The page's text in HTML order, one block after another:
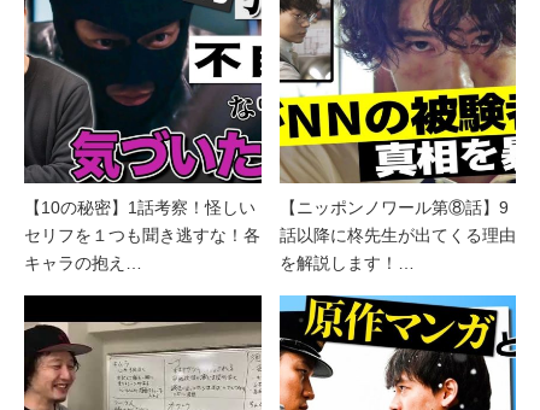
【10の秘密】1話考察！怪しい
セリフを１つも聞き逃すな！各
キャラの抱え…
【ニッポンノワール第⑧話】9
話以降に柊先生が出てくる理由
を解説します！…